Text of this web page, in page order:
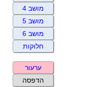
מושב 4
מושב 5
מושב 6
חלוקות
ערעור
הדפסה